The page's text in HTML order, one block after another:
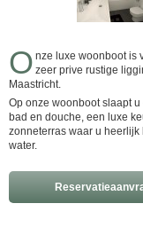
O nze luxe woonboot is
zeer prive rustige
Maastricht.
Op onze woonboot slaapt
bad en douche, een luxe
zonneterras waar u
water.